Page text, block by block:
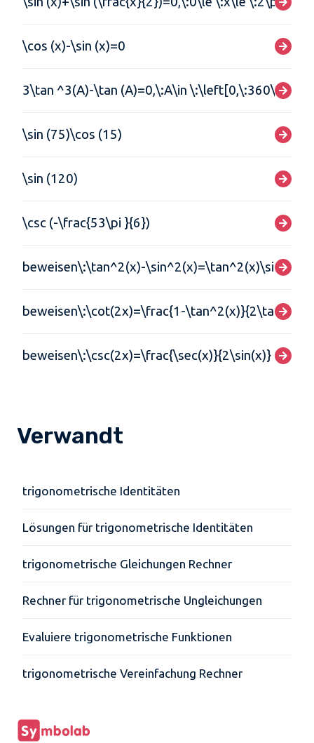
\cos (x)-\sin (x)=0
3\tan ^3(A)-\tan (A)=0,\:A\in \:\left[0,\:360\right]
\sin (75)\cos (15)
\sin (120)
\csc (-\frac{53\pi }{6})
beweisen\:\tan^2(x)-\sin^2(x)=\tan^2(x)\sin^2(x)
beweisen\:\cot(2x)=\frac{1-\tan^2(x)}{2\tan(x)}
beweisen\:\csc(2x)=\frac{\sec(x)}{2\sin(x)}
Verwandt
trigonometrische Identitäten
Lösungen für trigonometrische Identitäten
trigonometrische Gleichungen Rechner
Rechner für trigonometrische Ungleichungen
Evaluiere trigonometrische Funktionen
trigonometrische Vereinfachung Rechner